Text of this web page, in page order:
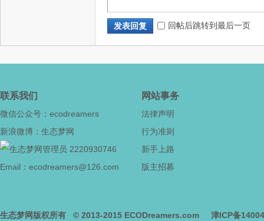
生
发表回复 回帖后跳转到最后一页
联系我们
微信公众号：ecodreamers
新浪微博：生态梦网
2220930746
Email：ecodreamers@126.com
网站事务
法律声明
行为准则
新手上路
版主招募
生态梦网版权所有 © 2013-2015 ECODreamers.com 津ICP备